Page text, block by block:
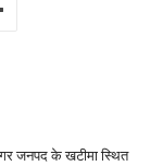
जनपद के खटीमा स्थित